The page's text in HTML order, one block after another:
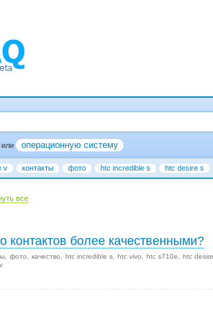
или операционную систему
v контакты фото htc incredible s htc desire s
все
контактов более качественными?
фото качество htc incredible s htc vivo htc s710e
htc